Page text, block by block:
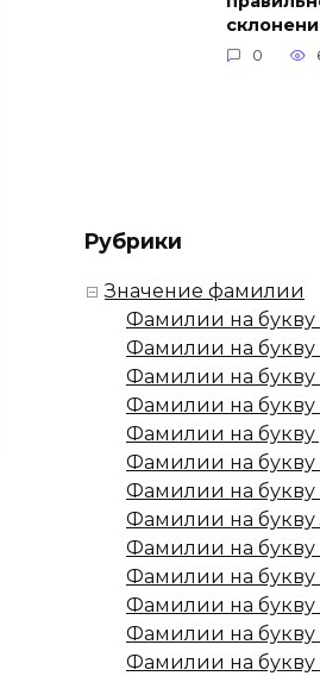
0
Рубрики
Значение фамилии
Фамилии на букву
Фамилии на букву
Фамилии на букву
Фамилии на букву
Фамилии на
Фамилии на букву
Фамилии на
Фамилии на букву
Фамилии на букву
Фамилии на букву
Фамилии на букву
Фамилии на букву
Фамилии на букву